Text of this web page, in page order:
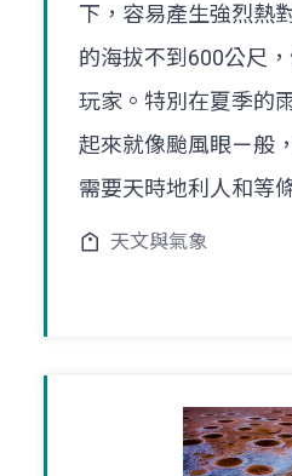
下，容易產生強烈熱
的海拔不到600公尺
玩家。特別在夏季的
起來就像颱風眼ㄧ般
需要天時地利人和等
天文與氣象